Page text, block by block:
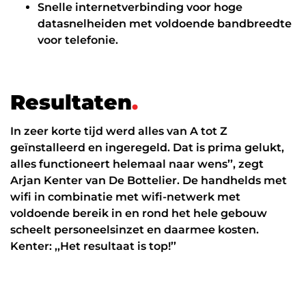
Snelle internetverbinding voor hoge
datasnelheiden met voldoende bandbreedte
voor telefonie.
Resultaten.
In zeer korte tijd werd alles van A tot Z
geïnstalleerd en ingeregeld. Dat is prima gelukt,
alles functioneert helemaal naar wens’’, zegt
Arjan Kenter van De Bottelier. De handhelds met
wifi in combinatie met wifi-netwerk met
voldoende bereik in en rond het hele gebouw
scheelt personeelsinzet en daarmee kosten.
Kenter: ,,Het resultaat is top!’’